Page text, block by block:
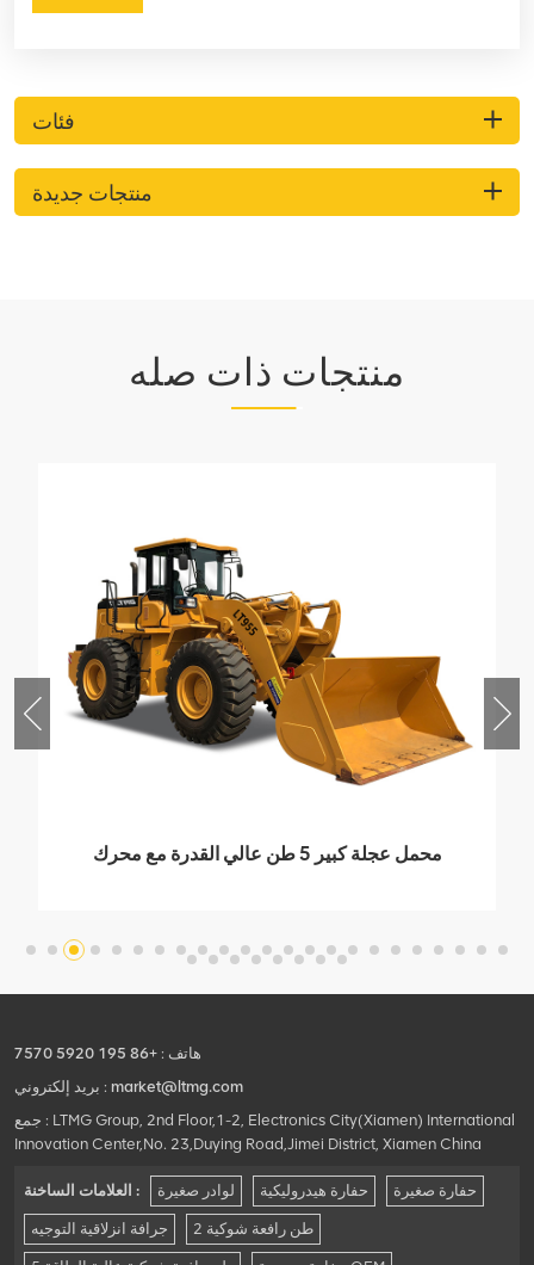
فئات
منتجات جديدة
منتجات ذات صله
محمل عجلة كبير 5 طن عالي القدرة مع محرك
هاتف : +86 195 5920 7570
بريد إلكتروني : market@ltmg.com
جمع : LTMG Group, 2nd Floor,1-2, Electronics City(Xiamen) International
Innovation Center,No. 23,Duying Road,Jimei District, Xiamen China
العلامات الساخنة : لوادر صغيرة حفارة هيدروليكية حفارة صغيرة
جرافة انزلاقية التوجيه 2 طن رافعة شوكية